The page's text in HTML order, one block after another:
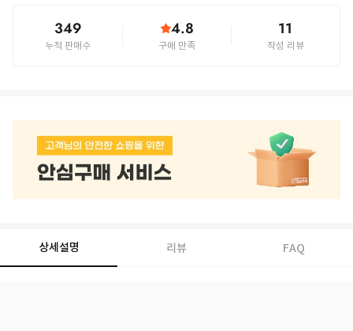
349
누적 판매수
4.8
구매 만족
11
작성 리뷰
상세설명 리뷰 FAQ